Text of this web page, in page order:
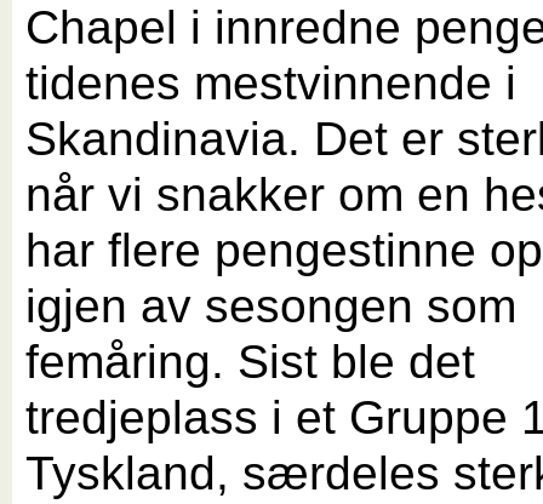
Chapel i innredne
tidenes mestvinnende i
Skandinavia. Det er
når vi snakker om en
har flere pengestinne
igjen av sesongen som
femåring. Sist ble det
tredjeplass i et Gruppe
Tyskland, særdeles